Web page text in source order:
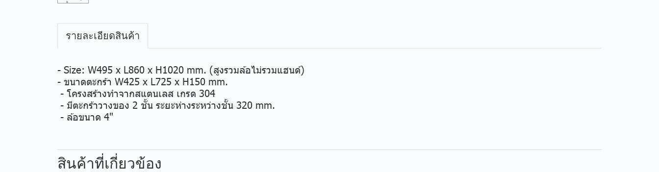
รายละเอียดสินค้า
- Size: W495 x L860 x H1020 mm. (สูงรวมล้อไม่รวมแฮนด์)
- ขนาดตะกร้า W425 x L725 x H150 mm.
- โครงสร้างทำจากสแตนเลส เกรด 304
- มีตะกร้าวางของ 2 ชั้น ระยะห่างระหว่างชั้น 320 mm.
- ล้อขนาด 4"
สินค้าที่เกี่ยวข้อง